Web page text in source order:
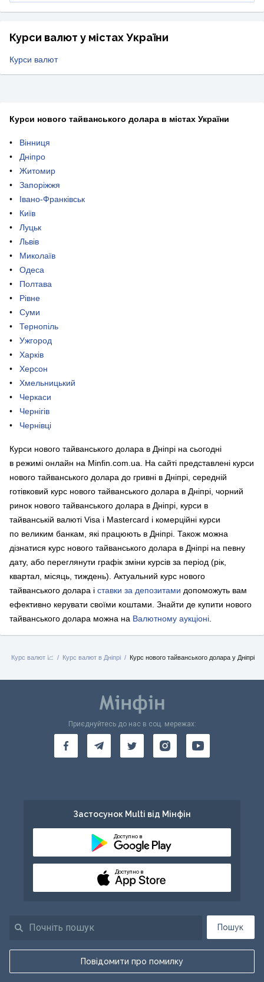
Курси валют у містах України
Курси валют
Курси нового тайванського долара в містах України
Вінниця
Дніпро
Житомир
Запоріжжя
Івано-Франківськ
Київ
Луцьк
Львів
Миколаїв
Одеса
Полтава
Рівне
Суми
Тернопіль
Ужгород
Харків
Херсон
Хмельницький
Черкаси
Чернігів
Чернівці
Курси нового тайванського долара в Дніпрі на сьогодні
в режимі онлайн на Minfin.com.ua. На сайті представлені курси
нового тайванського долара до гривні в Дніпрі, середній
готівковий курс нового тайванського долара в Дніпрі, чорний
ринок нового тайванського долара в Дніпрі, курси в
тайванській валюті Visa і Mastercard і комерційні курси
по великим банкам, які працюють в Дніпрі. Також можна
дізнатися курс нового тайванського долара в Дніпрі на певну
дату, або переглянути графік зміни курсів за період (рік,
квартал, місяць, тиждень). Актуальний курс нового
тайванського долара і ставки за депозитами допоможуть вам
ефективно керувати своїми коштами. Знайти де купити нового
тайванського долара можна на Валютному аукціоні
Курс валют 📈 Курс валют в Дніпрі Курс нового тайванського долара у Дніпрі
Пошук
Повідомити про помилку
Приєднуйтесь до нас в соц. мережах:
Застосунок Multi від Мінфін
Доступно в
Доступно в